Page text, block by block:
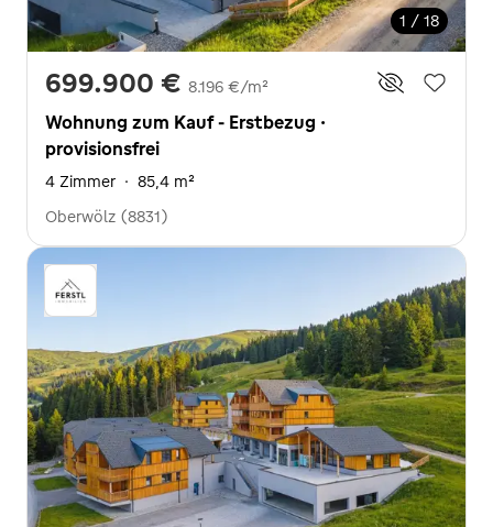
1 / 18
699.900 € 8.196 €/m²
Wohnung zum Kauf - Erstbezug ·
provisionsfrei
4 Zimmer · 85,4 m²
Oberwölz (8831)